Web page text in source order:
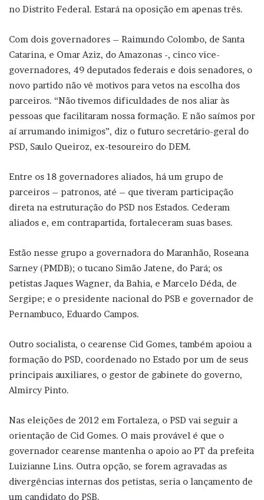
no Distrito Federal. Estará na oposição em apenas três.
Com dois governadores – Raimundo Colombo, de Santa
Catarina, e Omar Aziz, do Amazonas -, cinco vice-
governadores, 49 deputados federais e dois senadores, o
novo partido não vê motivos para vetos na escolha dos
parceiros. “Não tivemos dificuldades de nos aliar às
pessoas que facilitaram nossa formação. E não saímos por
aí arrumando inimigos”, diz o futuro secretário-geral do
PSD, Saulo Queiroz, ex-tesoureiro do DEM.
Entre os 18 governadores aliados, há um grupo de
parceiros – patronos, até – que tiveram participação
direta na estruturação do PSD nos Estados. Cederam
aliados e, em contrapartida, fortaleceram suas bases.
Estão nesse grupo a governadora do Maranhão, Roseana
Sarney (PMDB); o tucano Simão Jatene, do Pará; os
petistas Jaques Wagner, da Bahia, e Marcelo Déda, de
Sergipe; e o presidente nacional do PSB e governador de
Pernambuco, Eduardo Campos.
Outro socialista, o cearense Cid Gomes, também apoiou a
formação do PSD, coordenado no Estado por um de seus
principais auxiliares, o gestor de gabinete do governo,
Almircy Pinto.
Nas eleições de 2012 em Fortaleza, o PSD vai seguir a
orientação de Cid Gomes. O mais provável é que o
governador cearense mantenha o apoio ao PT da prefeita
Luizianne Lins. Outra opção, se forem agravadas as
divergências internas dos petistas, seria o lançamento de
um candidato do PSB.